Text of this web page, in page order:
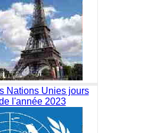
Nations Unies jours
l'année 2023